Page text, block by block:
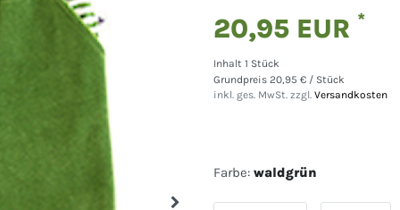
20,95 EUR *
Inhalt 1 Stück
Grundpreis 20,95 € / Stück
inkl. ges. MwSt. zzgl. Versandkosten
Farbe: waldgrün